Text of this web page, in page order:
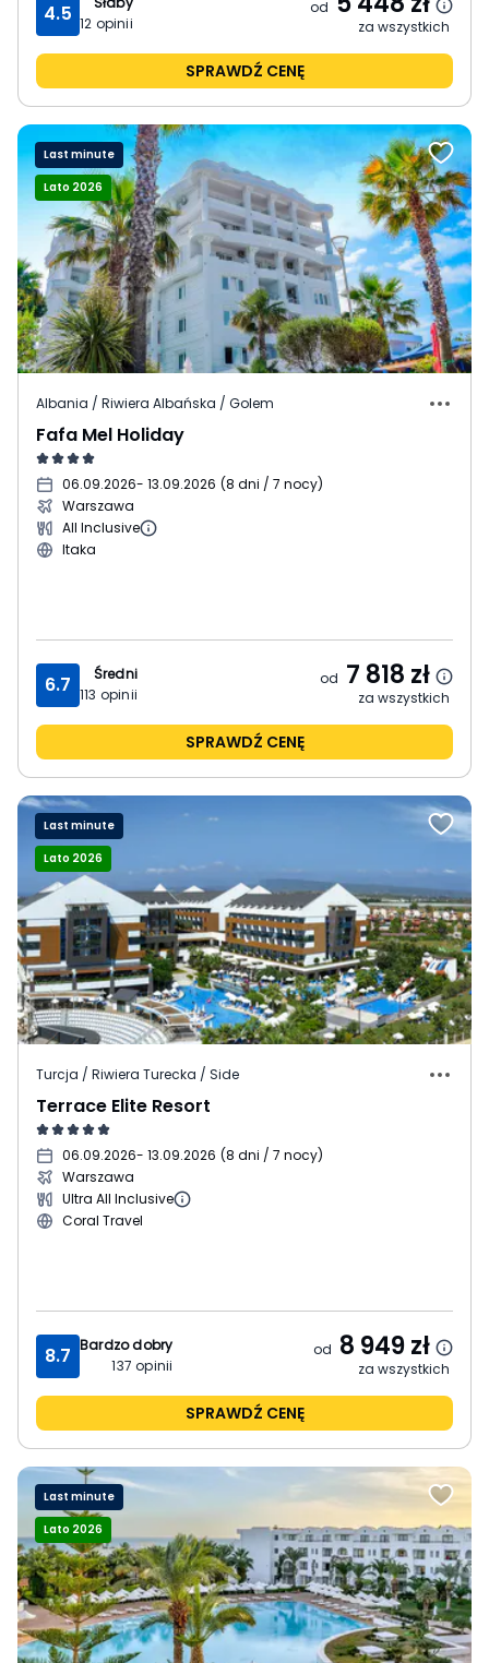
4.5 12 opinii
od
za wszystkich
SPRAWDŹ CENĘ
Last minute
Lato 2026
Albania / Riwiera Albańska / Golem
Fafa Mel Holiday
06.09.2026- 13.09.2026 (8 dni / 7 nocy)
Warszawa
All Inclusive
Itaka
6.7
Średni
113 opinii
od 7 818 zł
za wszystkich
SPRAWDŹ CENĘ
Last minute
Lato 2026
Turcja / Riwiera Turecka / Side
Terrace Elite Resort
06.09.2026- 13.09.2026 (8 dni / 7 nocy)
Warszawa
Ultra All Inclusive
Coral Travel
8.7 Bardzo dobry
137 opinii
od 8 949zł
za wszystkich
SPRAWDŹ CENĘ
Last minute
Lato 2026